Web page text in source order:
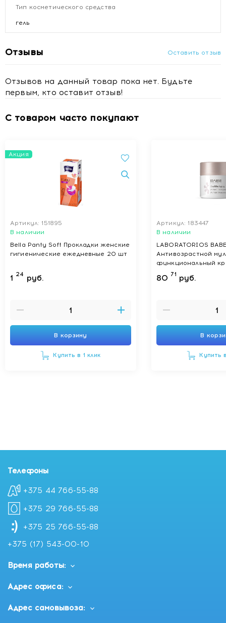
ACID,TETRASODIUM GLUTAMATE DIACETATE,SODIUM
Тип косметического средства
гель
Отзывы Оставить отзыв
Отзывов на данный товар пока нет. Будьте
первым, кто оставит отзыв!
С товаром часто покупают
Акция
Артикул: 151895
В наличии
Bella Panty Soft Прокладки женские
гигиенические ежедневные 20 шт
1 24 руб.
В корзину
Купить в 1 клик
Артикул: 183447
В наличии
LABORATORIOS
Антивозрастной
функциональный
80 71 руб.
В
Купить
Телефоны
+375 44 766-55-88
+375 29 766-55-88
+375 25 766-55-88
+375 (17) 543-00-10
Время работы:
Адрес офиса:
Адрес самовывоза: